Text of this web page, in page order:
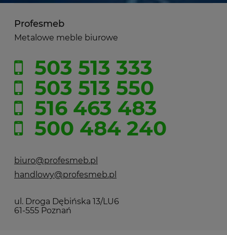
Profesmeb
Metalowe meble biurowe
503 513 333
503 513 550
516 463 483
500 484 240
biuro@profesmeb.pl
handlowy@profesmeb.pl
ul. Droga Dębińska 13/LU6
61-555 Poznań